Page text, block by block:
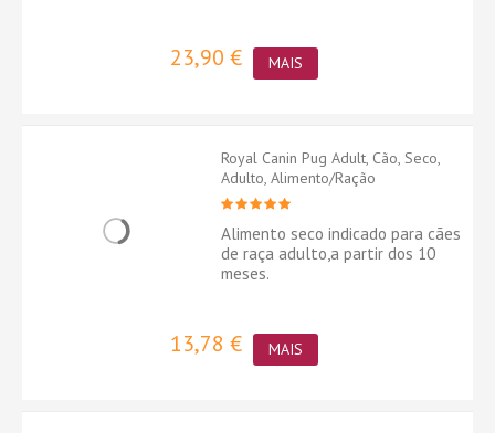
23,90 € MAIS
Royal Canin Pug Adult, Cão, Seco,
Adulto, Alimento/Ração
Alimento seco indicado para cães
de raça adulto,a partir dos 10
meses.
13,78 € MAIS